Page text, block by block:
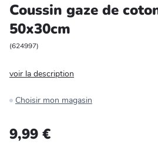
Bricolage et auto
Jardin et plein air
Coussin gaze de
50x30cm
(624997)
voir la description
Choisir mon magasin
9,99 €